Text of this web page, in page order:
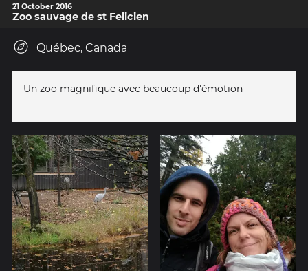
21 October 2016
Zoo sauvage de st Felicien
Québec, Canada
Un zoo magnifique avec beaucoup d'émotion